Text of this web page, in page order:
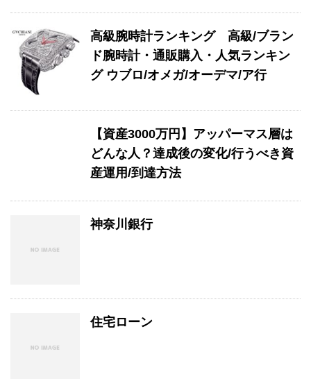
高級腕時計ランキング 高級/ブラン
ド腕時計・通販購入・人気ランキン
グ ウブロ/オメガ/オーデマ/ア行
【資産3000万円】アッパーマス層は
どんな人？達成後の変化/行うべき資
産運用/到達方法
神奈川銀行
住宅ローン